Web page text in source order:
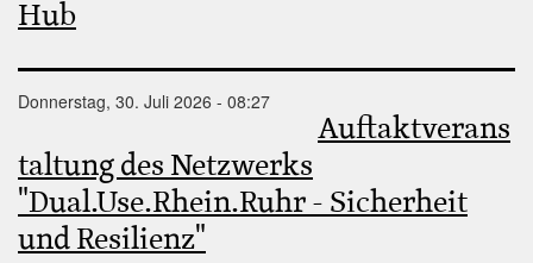
Hub
Donnerstag, 30. Juli 2026 - 08:27
Auftaktverans
taltung des Netzwerks
"Dual.Use.Rhein.Ruhr - Sicherheit
und Resilienz"